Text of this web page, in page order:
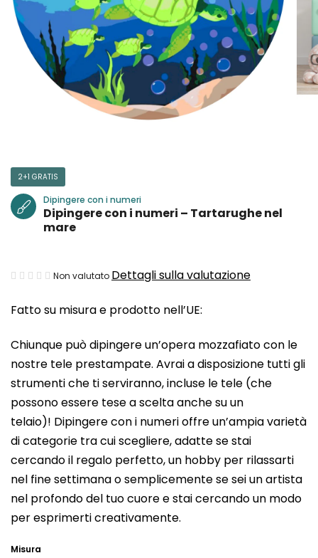
Fatto su misura e prodotto nell’UE:
Chiunque può dipingere un’opera mozzafiato con le
nostre tele prestampate. Avrai a disposizione tutti gli
strumenti che ti serviranno, incluse le tele (che
possono essere tese a scelta anche su un
telaio)! Dipingere con i numeri offre un’ampia varietà
di categorie tra cui scegliere, adatte se stai
cercando il regalo perfetto, un hobby per rilassarti
nel fine settimana o semplicemente se sei un artista
nel profondo del tuo cuore e stai cercando un modo
per esprimerti creativamente.
Misura
2+1 GRATIS
Dipingere con i numeri
Dipingere con i numeri – Tartarughe nel
mare
La
media
prodotto
è
0,0
su
5
stelle.
Non valutato Dettagli sulla valutazione